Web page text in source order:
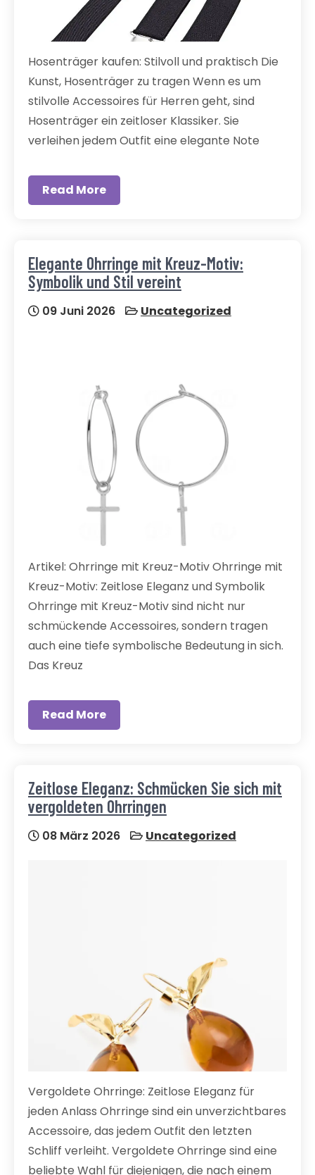
Hosenträger kaufen: Stilvoll und praktisch Die
Kunst, Hosenträger zu tragen Wenn es um
stilvolle Accessoires für Herren geht, sind
Hosenträger ein zeitloser Klassiker. Sie
verleihen jedem Outfit eine elegante Note
Read More
Elegante Ohrringe mit Kreuz-Motiv:
Symbolik und Stil vereint
09 Juni 2026 Uncategorized
Artikel: Ohrringe mit Kreuz-Motiv Ohrringe mit
Kreuz-Motiv: Zeitlose Eleganz und Symbolik
Ohrringe mit Kreuz-Motiv sind nicht nur
schmückende Accessoires, sondern tragen
auch eine tiefe symbolische Bedeutung in sich.
Das Kreuz
Read More
Zeitlose Eleganz: Schmücken Sie sich mit
vergoldeten Ohrringen
08 März 2026 Uncategorized
Vergoldete Ohrringe: Zeitlose Eleganz für
jeden Anlass Ohrringe sind ein unverzichtbares
Accessoire, das jedem Outfit den letzten
Schliff verleiht. Vergoldete Ohrringe sind eine
beliebte Wahl für diejenigen, die nach einem